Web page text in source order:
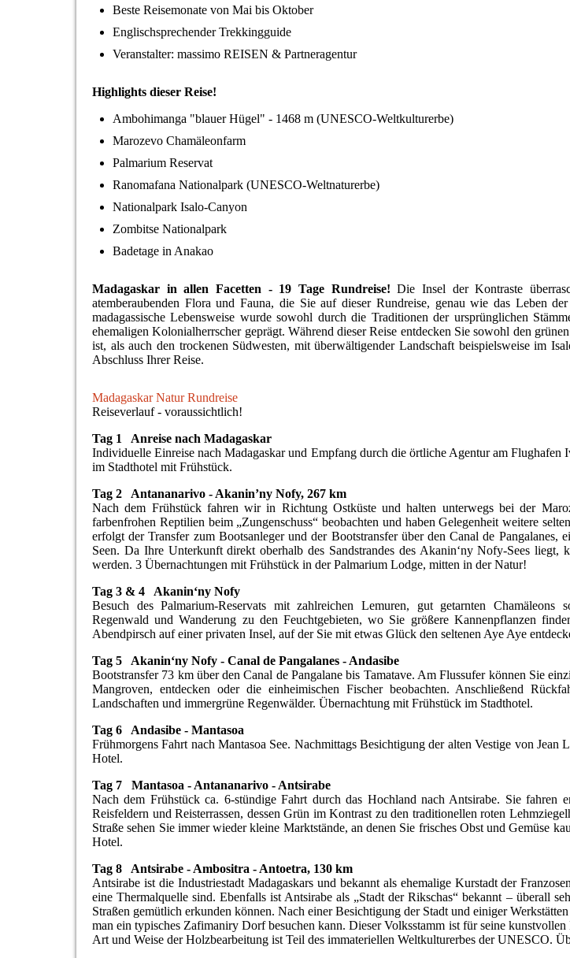
Beste Reisemonate von Mai bis Oktober
Englischsprechender Trekkingguide
Veranstalter: massimo REISEN & Partneragentur
Highlights dieser Reise!
Ambohimanga "blauer Hügel" - 1468 m (UNESCO-Weltkulturerbe)
Marozevo Chamäleonfarm
Palmarium Reservat
Ranomafana Nationalpark (UNESCO-Weltnaturerbe)
Nationalpark Isalo-Canyon
Zombitse Nationalpark
Badetage in Anakao
Madagaskar in allen Facetten - 19 Tage Rundreise!Die Insel der Kontraste
atemberaubenden Flora und Fauna, die Sie auf dieser Rundreise, genau wie das Leben
madagassische Lebensweise wurde sowohl durch die Traditionen der ursprünglichen
ehemaligen Kolonialherrscher geprägt. Während dieser Reise entdecken Sie sowohl den
ist, als auch den trockenen Südwesten, mit überwältigender Landschaft beispielsweise im
Abschluss Ihrer Reise.
Madagaskar Natur Rundreise
Reiseverlauf- voraussichtlich!
Tag 1 Anreise nach Madagaskar
Individuelle Einreise nach Madagaskar und Empfang durch die örtliche Agentur am Flughafen
im Stadthotel mit Frühstück.
Tag 2 Antananarivo - Akanin’ny Nofy, 267 km
Nach dem Frühstück fahren wir in Richtung Ostküste und halten unterwegs bei der
farbenfrohen Reptilien beim „Zungenschuss“ beobachten und haben Gelegenheit weitere
erfolgt der Transfer zum Bootsanleger und der Bootstransfer über den Canal de Pangalanes,
Seen. Da Ihre Unterkunft direkt oberhalb des Sandstrandes des Akanin‘ny Nofy-Sees liegt,
werden. 3 Übernachtungen mit Frühstück in der Palmarium Lodge, mitten in der Natur!
Tag 3 & 4 Akanin‘ny Nofy
Besuch des Palmarium-Reservats mit zahlreichen Lemuren, gut getarnten Chamäleons
Regenwald und Wanderung zu den Feuchtgebieten, wo Sie größere Kannenpflanzen
Abendpirsch auf einer privaten Insel, auf der Sie mit etwas Glück den seltenen Aye Aye
Tag 5 Akanin‘ny Nofy - Canal de Pangalanes - Andasibe
Bootstransfer 73 km über den Canal de Pangalane bis Tamatave. Am Flussufer können Sie
Mangroven, entdecken oder die einheimischen Fischer beobachten. Anschließend
Landschaften und immergrüne Regenwälder. Übernachtung mit Frühstück im Stadthotel.
Tag 6 Andasibe - Mantasoa
Frühmorgens Fahrt nach Mantasoa See. Nachmittags Besichtigung der alten Vestige von
Hotel.
Tag 7 Mantasoa - Antananarivo - Antsirabe
Nach dem Frühstück ca. 6-stündige Fahrt durch das Hochland nach Antsirabe. Sie fahren
Reisfeldern und Reisterrassen, dessen Grün im Kontrast zu den traditionellen roten
Straße sehen Sie immer wieder kleine Marktstände, an denen Sie frisches Obst und Gemüse
Hotel.
Tag 8 Antsirabe - Ambositra - Antoetra, 130 km
Antsirabe ist die Industriestadt Madagaskars und bekannt als ehemalige Kurstadt der
eine Thermalquelle sind. Ebenfalls ist Antsirabe als „Stadt der Rikschas“ bekannt – überall
Straßen gemütlich erkunden können. Nach einer Besichtigung der Stadt und einiger
man ein typisches Zafimaniry Dorf besuchen kann. Dieser Volksstamm ist für seine
Art und Weise der Holzbearbeitung ist Teil des immateriellen Weltkulturerbes der UNESCO.